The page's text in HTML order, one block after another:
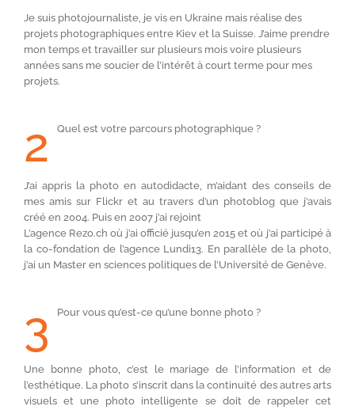
Je suis photojournaliste, je vis en Ukraine mais réalise des
projets photographiques entre Kiev et la Suisse. J’aime prendre
mon temps et travailler sur plusieurs mois voire plusieurs
années sans me soucier de l’intérêt à court terme pour mes
projets.
2 Quel est votre parcours photographique ?
J’ai appris la photo en autodidacte, m’aidant des conseils de
mes amis sur Flickr et au travers d’un photoblog que j’avais
créé en 2004. Puis en 2007 j’ai rejoint
L’agence Rezo.ch où j’ai officié jusqu’en 2015 et où j’ai participé à
la co-fondation de l’agence Lundi13. En parallèle de la photo,
j’ai un Master en sciences politiques de l’Université de Genève.
3 Pour vous qu’est-ce qu’une bonne photo ?
Une bonne photo, c’est le mariage de l’information et de
l’esthétique. La photo s’inscrit dans la continuité des autres arts
visuels et une photo intelligente se doit de rappeler cet